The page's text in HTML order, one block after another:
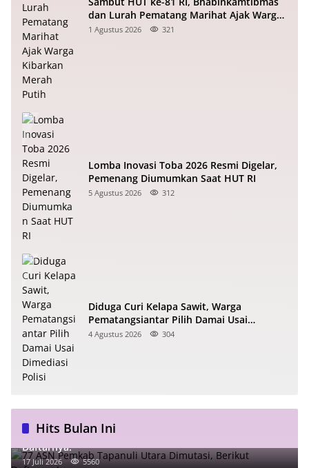
dan Lurah Pematang Marihat Ajak Warga
Kibarkan Merah Putih
1 Agustus 2026 321
Lomba Inovasi Toba 2026 Resmi Digelar,
Pemenang Diumumkan Saat HUT RI
5 Agustus 2026 312
Diduga Curi Kelapa Sawit, Warga
Pematangsiantar Pilih Damai Usai
Dimediasi Polisi
4 Agustus 2026 304
Hits Bulan Ini
77 ASN Pemkab Tapanuli Utara Dimutasi, Berikut
Daftarnya!
17 Juli 2026 5560